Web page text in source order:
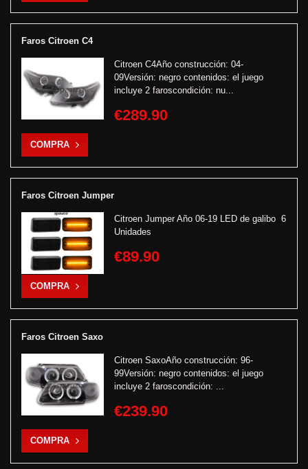
Faros Citroen C4
Citroen C4Año construcción: 04-
09Versión: negro contenidos: el juego
incluye 2 faroscondición: nu...
€289.90
COMPRA
Faros Citroen Jumper
Citroen Jumper Año 06-19 LED de galibo 6
Unidades
€89.90
COMPRA
Faros Citroen Saxo
Citroen SaxoAño construcción: 96-
99Versión: negro contenidos: el juego
incluye 2 faroscondición: ...
€239.90
COMPRA